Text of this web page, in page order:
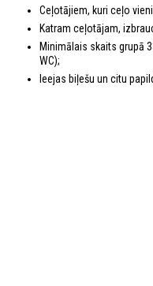
Ceļotājiem, kuri ceļo
Katram ceļotājam,
Minimālais skaits grupā
WC);
Ieejas biļešu un citu